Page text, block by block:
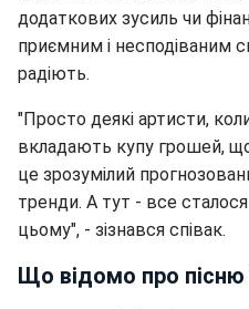
додаткових зусиль чи
приємним і несподіваним
радіють.
"Просто деякі артисти,
вкладають купу грошей,
це зрозумілий
тренди. А тут - все
цьому", - зізнався співак.
Що відомо про